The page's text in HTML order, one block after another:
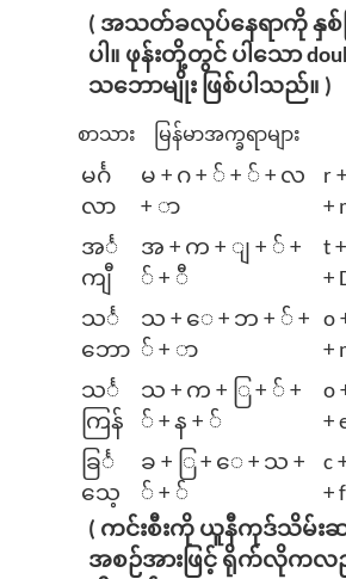
( အသတ်ခလုပ်နေရာကို နှ
ပါ။ ဖုန်းတို့တွင် ပါ⁠သော
သဘောမျိုး ဖြစ်ပါသည်။ )
စာသား မြန်မာအက္ခရာများ
မ​င်္ဂ
လာ
မ + ဂ + ် + ် + လ
+ ာ
r
+
အ​င်္
ကျီ
အ + က + ျ + ် +
် + ီ
t
+
သ​င်္
ဘော
သ + ⁠ေ + ဘ + ် +
် + ာ
o
+
သ​င်္
ကြန်
သ + က + ြ + ် +
် + န + ်
o
+
ခြ​င်္
သေ့
ခ + ြ + ⁠ေ + သ +
် + ်
c
+ f
( ကင်းစီးကို ယူနီကုဒ်သိမ်း
အစဉ်အားဖြင့် ရိုက်လိုကလ